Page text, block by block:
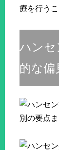
療を行うこ
ハンセ
的な偏